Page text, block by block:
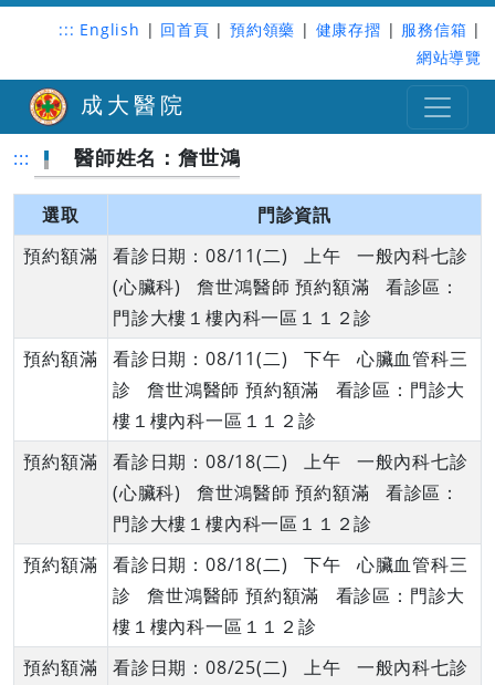
::: English | 回首頁 | 預約領藥 | 健康存摺 | 服務信箱 |
網站導覽
成大醫院
::: 醫師姓名：詹世鴻
選取
門診資訊
預約額滿
看診日期：08/11(二) 上午 一般內科七診
(心臟科) 詹世鴻醫師 預約額滿 看診區：
門診大樓１樓內科一區１１２診
預約額滿
看診日期：08/11(二) 下午 心臟血管科三
診 詹世鴻醫師 預約額滿 看診區：門診大
樓１樓內科一區１１２診
預約額滿
看診日期：08/18(二) 上午 一般內科七診
(心臟科) 詹世鴻醫師 預約額滿 看診區：
門診大樓１樓內科一區１１２診
預約額滿
看診日期：08/18(二) 下午 心臟血管科三
診 詹世鴻醫師 預約額滿 看診區：門診大
樓１樓內科一區１１２診
預約額滿
看診日期：08/25(二) 上午 一般內科七診